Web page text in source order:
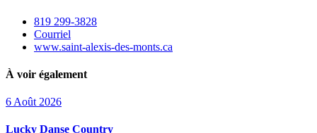
819 299‑3828
Courriel
www.saint‑alexis‑des‑monts.ca
À voir également
6 Août 2026
Lucky Danse Country